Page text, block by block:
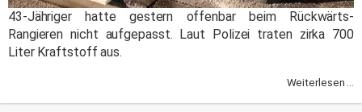
43-Jähriger hatte gestern offenbar beim Rückwärts-
Rangieren nicht aufgepasst. Laut Polizei traten zirka 700
Liter Kraftstoff aus.
Weiterlesen ...